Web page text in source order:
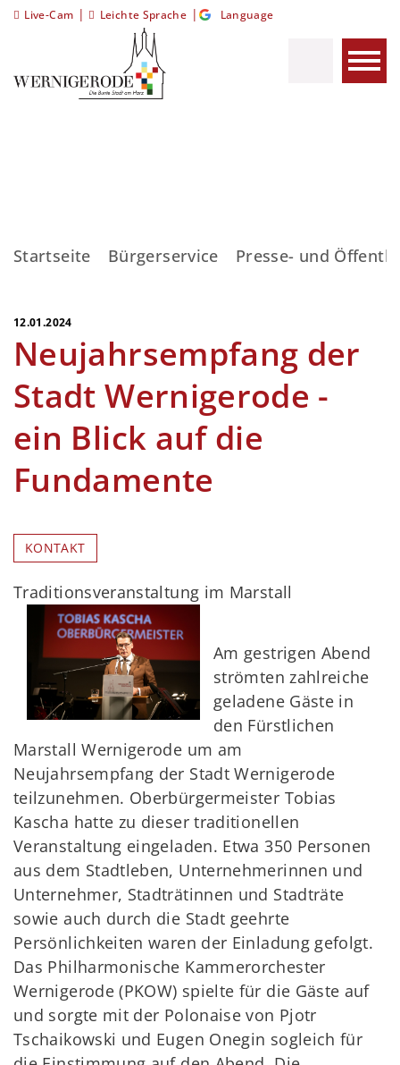
Live-Cam | Leichte Sprache | Language
Startseite Bürgerservice Presse- und
12.01.2024
Neujahrsempfang der
Stadt Wernigerode -
ein Blick auf die
Fundamente
KONTAKT
Traditionsveranstaltung im Marstall
Am gestrigen Abend
strömten zahlreiche
geladene Gäste in
den Fürstlichen
Marstall Wernigerode um am
Neujahrsempfang der Stadt Wernigerode
teilzunehmen. Oberbürgermeister Tobias
Kascha hatte zu dieser traditionellen
Veranstaltung eingeladen. Etwa 350 Personen
aus dem Stadtleben, Unternehmerinnen und
Unternehmer, Stadträtinnen und Stadträte
sowie auch durch die Stadt geehrte
Persönlichkeiten waren der Einladung gefolgt.
Das Philharmonische Kammerorchester
Wernigerode (PKOW) spielte für die Gäste auf
und sorgte mit der Polonaise von Pjotr
Tschaikowski und Eugen Onegin sogleich für